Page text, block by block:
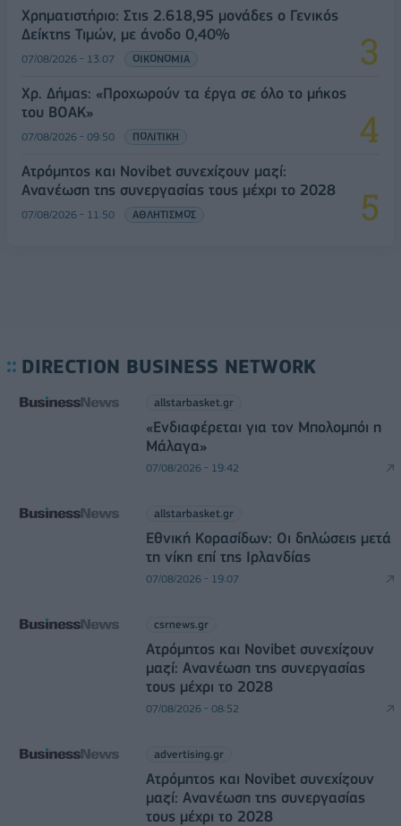
Χρηματιστήριο: Στις 2.618,95 μονάδες ο Γενικός
Δείκτης Τιμών, με άνοδο 0,40%
07/08/2026 - 13:07 ΟΙΚΟΝΟΜΙΑ
Χρ. Δήμας: «Προχωρούν τα έργα σε όλο το μήκος
του ΒΟΑΚ»
07/08/2026 - 09:50 ΠΟΛΙΤΙΚΗ
Ατρόμητος και Novibet συνεχίζουν μαζί:
Ανανέωση της συνεργασίας τους μέχρι το 2028
07/08/2026 - 11:50 ΑΘΛΗΤΙΣΜΟΣ
DIRECTION BUSINESS NETWORK
allstarbasket.gr
«Ενδιαφέρεται για τον Μπολομπόι η
Μάλαγα»
07/08/2026 - 19:42
allstarbasket.gr
Εθνική Κορασίδων: Οι δηλώσεις μετά
τη νίκη επί της Ιρλανδίας
07/08/2026 - 19:07
csrnews.gr
Ατρόμητος και Novibet συνεχίζουν
μαζί: Ανανέωση της συνεργασίας
τους μέχρι το 2028
07/08/2026 - 08:52
advertising.gr
Ατρόμητος και Novibet συνεχίζουν
μαζί: Ανανέωση της συνεργασίας
τους μέχρι το 2028